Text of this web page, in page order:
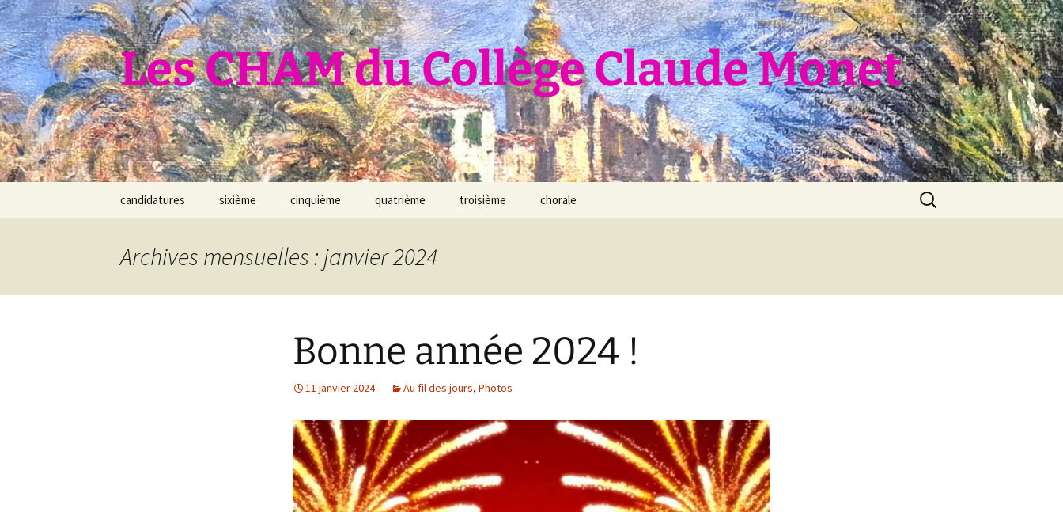
Aller
au
contenu
Les CHAM du Collège Claude Monet
candidatures sixième cinquième quatrième troisième chorale
Rechercher :
Archives mensuelles : janvier 2024
Bonne année 2024 !
11 janvier 2024 Au fil des jours, Photos